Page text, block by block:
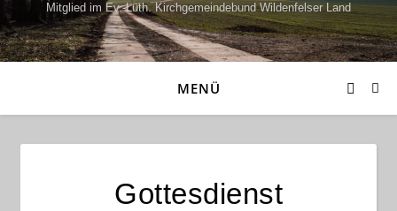
Mitglied im Ev.-Luth. Kirchgemeindebund Wildenfelser Land
MENÜ
Gottesdienst